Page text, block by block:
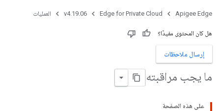
Apigee Edge
Edge for Private Cloud
v4.19.06 العمليات
هل كان المحتوى مفيدًا؟
إرسال ملاحظات
ما يجب مراقبته
على هذه الصفحة